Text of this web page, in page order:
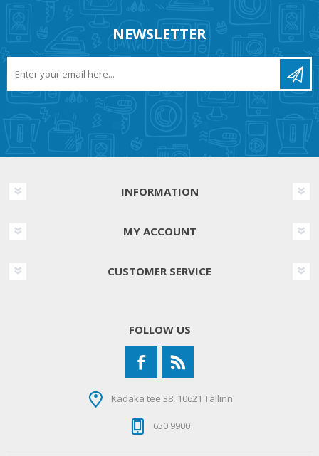
NEWSLETTER
INFORMATION
MY ACCOUNT
CUSTOMER SERVICE
FOLLOW US
Kadaka tee 38, 10621 Tallinn
650 9900